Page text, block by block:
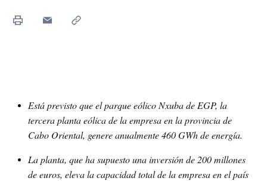
Está previsto que el parque eólico Nxuba de EGP, la
tercera planta eólica de la empresa en la provincia de
Cabo Oriental, genere anualmente 460 GWh de energía.
La planta, que ha supuesto una inversión de 200 millones
de euros, eleva la capacidad total de la empresa en el país